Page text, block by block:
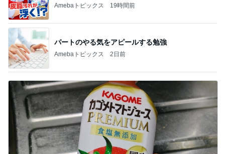
Amebaトピックス 19時間前
パートのやる気をアピールする勉強
Amebaトピックス 2日前